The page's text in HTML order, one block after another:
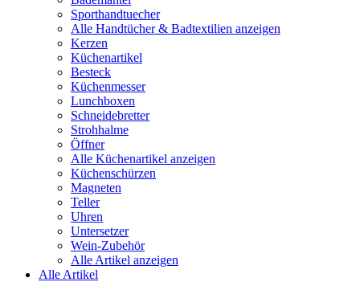
Sporthandtuecher
Alle Handtücher & Badtextilien anzeigen
Kerzen
Küchenartikel
Besteck
Küchenmesser
Lunchboxen
Schneidebretter
Strohhalme
Öffner
Alle Küchenartikel anzeigen
Küchenschürzen
Magneten
Teller
Uhren
Untersetzer
Wein-Zubehör
Alle Artikel anzeigen
Alle Artikel